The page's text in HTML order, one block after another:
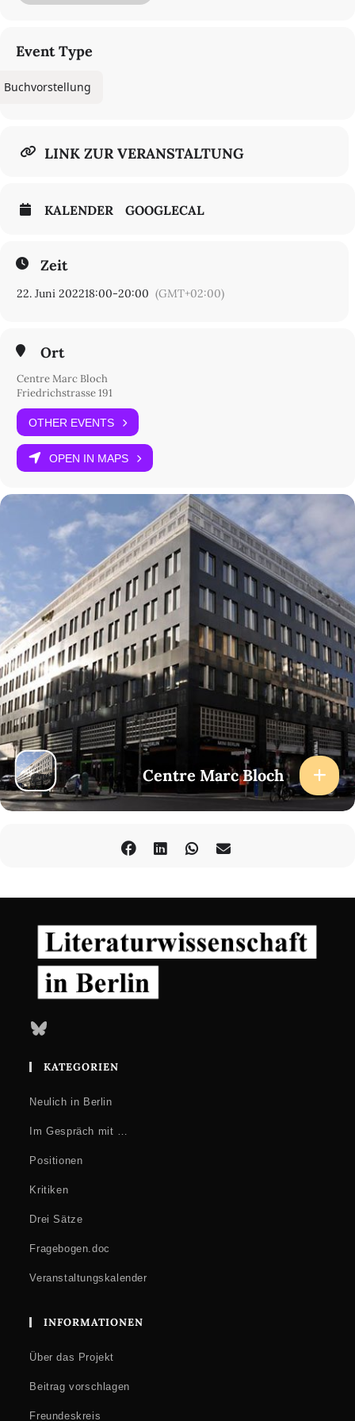
Kontakt
Andreas Mayer
Andreas.mayer ( at ) cnrs.fr
Event Type
Buchvorstellung
LINK ZUR VERANSTALTUNG
KALENDER GOOGLECAL
Zeit
22. Juni 202218:00-20:00 (GMT+02:00)
Ort
Centre Marc Bloch
Friedrichstrasse 191
OTHER EVENTS
OPEN IN MAPS
Centre Marc Bloch
Bluesky
KATEGORIEN
Neulich in Berlin
Im Gespräch mit …
Positionen
Kritiken
Drei Sätze
Fragebogen.doc
Veranstaltungskalender
INFORMATIONEN
Über das Projekt
Beitrag vorschlagen
Freundeskreis